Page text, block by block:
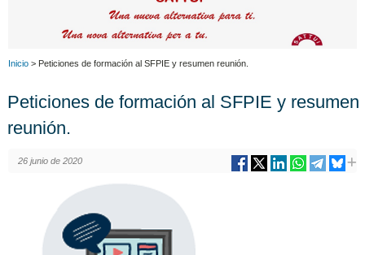
Inicio > Peticiones de formación al SFPIE y resumen reunión.
Peticiones de formación al SFPIE y resumen
reunión.
26 junio de 2020